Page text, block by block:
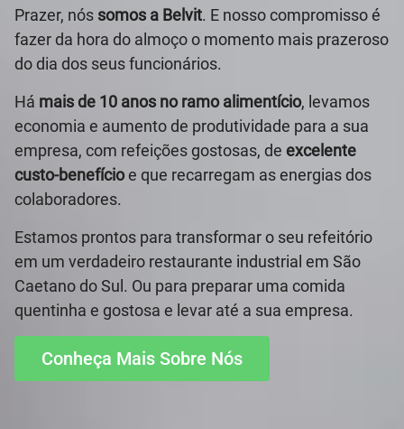
Prazer, nós somos a Belvit. E nosso compromisso é
fazer da hora do almoço o momento mais prazeroso
do dia dos seus funcionários.
Há mais de 10 anos no ramo alimentício, levamos
economia e aumento de produtividade para a sua
empresa, com refeições gostosas, de excelente
custo-benefícioe que recarregam as energias dos
colaboradores.
Estamos prontos para transformar o seu refeitório
em um verdadeiro restaurante industrial em São
Caetano do Sul. Ou para preparar uma comida
quentinha e gostosa e levar até a sua empresa.
Conheça Mais Sobre Nós